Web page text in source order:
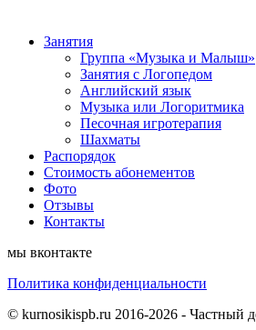
Занятия
Группа «Музыка и Малыш»
Занятия с Логопедом
Английский язык
Музыка или Логоритмика
Песочная игротерапия
Шахматы
Распорядок
Стоимость абонементов
Фото
Отзывы
Контакты
мы вконтакте
Политика конфиденциальности
© kurnosikispb.ru 2016-2026 - Частный